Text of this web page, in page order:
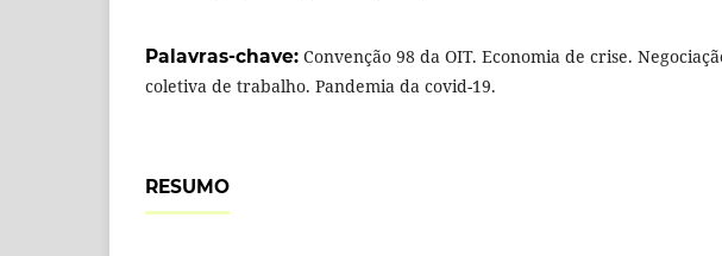
Palavras-chave: Convenção 98 da OIT. Economia de crise.
coletiva de trabalho. Pandemia da covid-19.
RESUMO